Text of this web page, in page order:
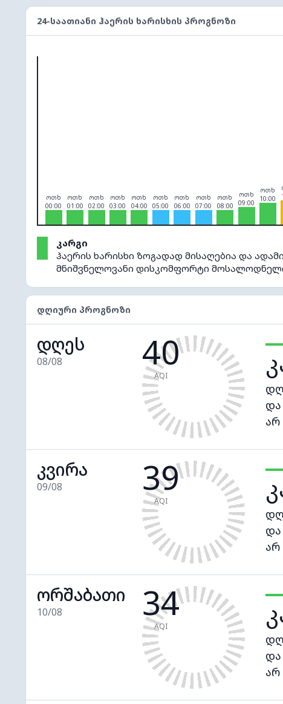
24-ᲡᲐᲐᲗᲘᲐᲜᲘ ᲰᲐᲔᲠᲘᲡ ᲮᲐᲠᲘᲡᲮᲘᲡ ᲞᲠᲝᲒᲜᲝᲖᲘ
ოთხ
00:00
ოთხ
01:00
ოთხ
02:00
ოთხ
03:00
ოთხ
04:00
ოთხ
05:00
ოთხ
06:00
ოთხ
07:00
ოთხ
08:00
ოთხ
09:00
ოთხ
10:00
კარგი
ჰაერის ხარისხი ზოგადად მისაღებია და
მნიშვნელოვანი დისკომფორტი
ᲓᲦᲘᲣᲠᲘ ᲞᲠᲝᲒᲜᲝᲖᲘ
დღეს
08/08 40
AQI
არ
კვირა
09/08 39
AQI
არ
ორშაბათი
10/08 34
AQI
არ